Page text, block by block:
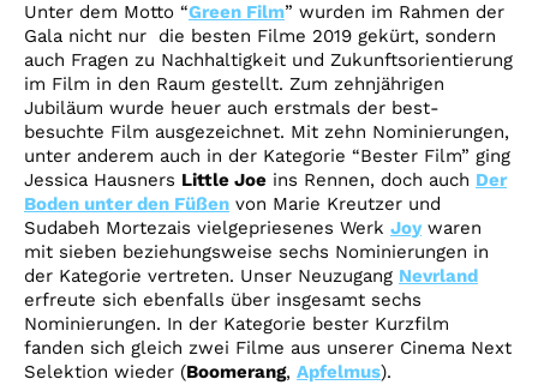
Unter dem Motto “Green Film” wurden im Rahmen der
Gala nicht nur die besten Filme 2019 gekürt, sondern
auch Fragen zu Nachhaltigkeit und Zukunftsorientierung
im Film in den Raum gestellt. Zum zehnjährigen
Jubiläum wurde heuer auch erstmals der best-
besuchte Film ausgezeichnet. Mit zehn Nominierungen,
unter anderem auch in der Kategorie “Bester Film” ging
Jessica Hausners Little Joe ins Rennen, doch auch Der
Boden unter den Füßen von Marie Kreutzer und
Sudabeh Mortezais vielgepriesenes Werk Joywaren
mit sieben beziehungsweise sechs Nominierungen in
der Kategorie vertreten. Unser Neuzugang Nevrland
erfreute sich ebenfalls über insgesamt sechs
Nominierungen. In der Kategorie bester Kurzfilm
fanden sich gleich zwei Filme aus unserer Cinema Next
Selektion wieder (Boomerang, Apfelmus).